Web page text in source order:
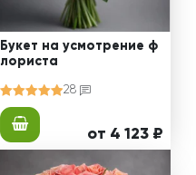
Букет на усмотрение ф
лориста
28
от 4 123 ₽